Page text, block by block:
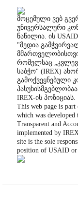
მოცემული ვებ
უნივერსალური
ნაწილია. ის
"მედია
რომელსაც
საბჭო" (IREX)
გამოქვეყნებული
IREX-ის პოზიციას.
This web page is part
which was
Transparent and
implemented by
site is the sole
position of USAID or